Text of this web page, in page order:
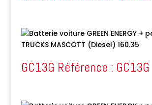
GC13G Référence : GC13G